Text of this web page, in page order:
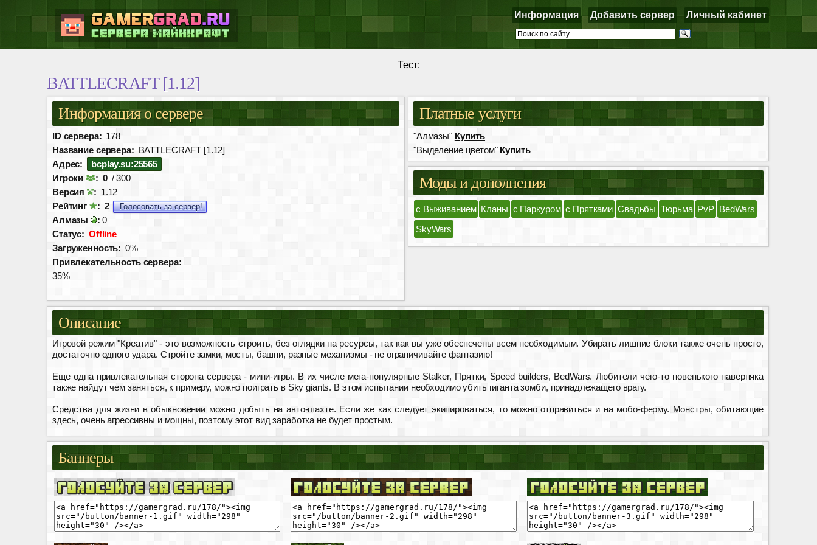
Информация Добавить сервер Личный кабинет
Тест:
BATTLECRAFT [1.12]
Информация о сервере
ID сервера: 178
Название сервера: BATTLECRAFT [1.12]
Адрес:
bcplay.su:25565
Игроки
: 0 / 300
Версия
: 1.12
Рейтинг
: 2 Голосовать за сервер!
Алмазы : 0
Статус: Offline
Загруженность: 0%
Привлекательность сервера:
35%
Платные услуги
"Алмазы" Купить
"Выделение цветом" Купить
Моды и дополнения
с Выживанием Кланы с Паркуром с Прятками Свадьбы Тюрьма PvP BedWars
SkyWars
Описание
Игровой режим "Креатив" - это возможность строить, без оглядки на ресурсы, так как вы уже обеспечены всем необходимым. Убирать лишние блоки также очень просто,
достаточно одного удара. Стройте замки, мосты, башни, разные механизмы - не ограничивайте фантазию!
Еще одна привлекательная сторона сервера - мини-игры. В их числе мега-популярные Stalker, Прятки, Speed builders, BedWars. Любители чего-то новенького наверняка
также найдут чем заняться, к примеру, можно поиграть в Sky giants. В этом испытании необходимо убить гиганта зомби, принадлежащего врагу.
Средства для жизни в обыкновении можно добыть на авто-шахте. Если же как следует экипироваться, то можно отправиться и на мобо-ферму. Монстры, обитающие
здесь, очень агрессивны и мощны, поэтому этот вид заработка не будет простым.
Баннеры